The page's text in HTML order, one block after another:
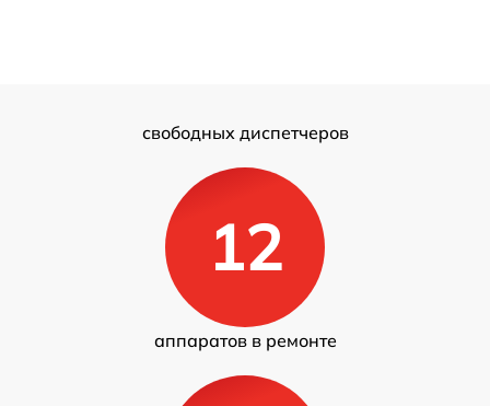
свободных диспетчеров
12
аппаратов в ремонте